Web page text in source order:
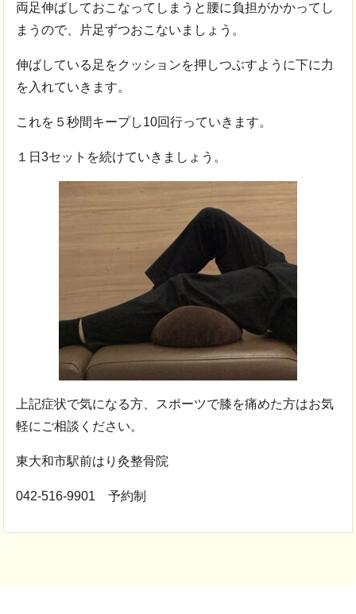
両足伸ばしておこなってしまうと腰に負担がかかってし
まうので、片足ずつおこないましょう。
伸ばしている足をクッションを押しつぶすように下に力
を入れていきます。
これを５秒間キープし10回行っていきます。
１日3セットを続けていきましょう。
上記症状で気になる方、スポーツで膝を痛めた方はお気
軽にご相談ください。
東大和市駅前はり灸整骨院
042-516-9901 予約制